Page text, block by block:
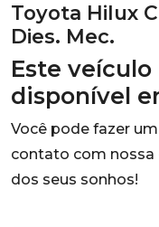
Toyota Hilux
Dies. Mec.
Este
disponível
Você pode fazer
contato com nossa
dos seus sonhos!